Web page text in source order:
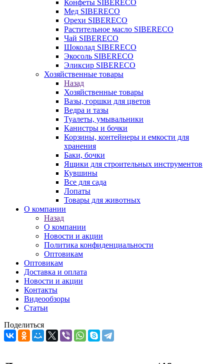
Конфеты SIBERECO
Мед SIBERECO
Орехи SIBERECO
Растительное масло SIBERECO
Чай SIBERECO
Шоколад SIBERECO
Экосоль SIBERECO
Эликсир SIBERECO
Хозяйственные товары
Назад
Хозяйственные товары
Вазы, горшки для цветов
Ведра и тазы
Туалеты, умывальники
Канистры и бочки
Корзины, контейнеры и емкости для
хранения
Баки, бочки
Ящики для строительных инструментов
Кувшины
Все для сада
Лопаты
Товары для животных
О компании
Назад
О компании
Новости и акции
Политика конфиденциальности
Оптовикам
Оптовикам
Доставка и оплата
Новости и акции
Контакты
Видеообзоры
Статьи
Поделиться